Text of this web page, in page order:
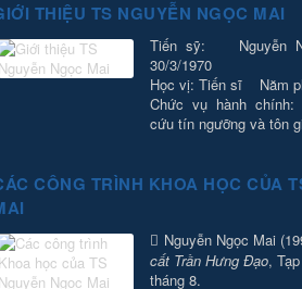
THIỆU TS NGUYỄN NGỌC MAI
Tiến sỹ: Nguyễn
30/3/1970
Học vị: Tiến sĩ Năm
Chức vụ hành chính:
cứu tín ngưỡng và tôn
CÔNG TRÌNH KHOA HỌC CỦA
Nguyễn Ngọc Mai
cất Trần Hưng Đạo,
tháng 8.